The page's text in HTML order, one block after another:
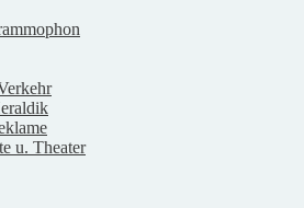
u. Theater